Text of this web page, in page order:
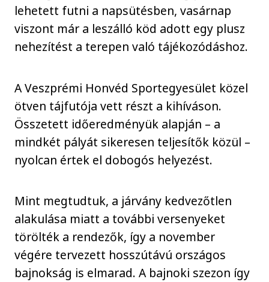
lehetett futni a napsütésben, vasárnap
viszont már a leszálló köd adott egy plusz
nehezítést a terepen való tájékozódáshoz.
A Veszprémi Honvéd Sportegyesület közel
ötven tájfutója vett részt a kihíváson.
Összetett időeredményük alapján – a
mindkét pályát sikeresen teljesítők közül –
nyolcan értek el dobogós helyezést.
Mint megtudtuk, a járvány kedvezőtlen
alakulása miatt a további versenyeket
törölték a rendezők, így a november
végére tervezett hosszútávú országos
bajnokság is elmarad. A bajnoki szezon így